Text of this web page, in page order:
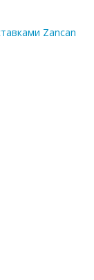
Zancan